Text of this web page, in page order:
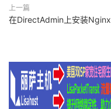
上一篇
在DirectAdmin上安装Nginx